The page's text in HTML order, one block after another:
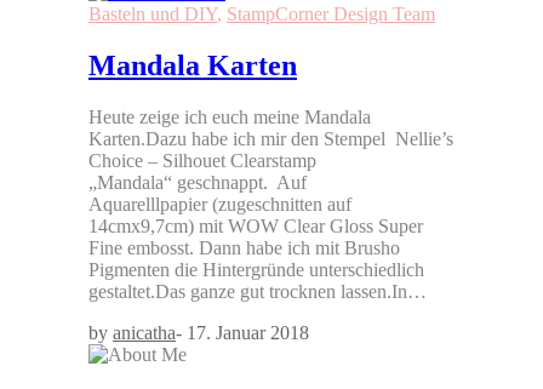
Basteln und DIY, StampCorner Design Team
Mandala Karten
Heute zeige ich euch meine Mandala
Karten.Dazu habe ich mir den Stempel Nellie’s
Choice – Silhouet Clearstamp
„Mandala“ geschnappt. Auf
Aquarelllpapier (zugeschnitten auf
14cmx9,7cm) mit WOW Clear Gloss Super
Fine embosst. Dann habe ich mit Brusho
Pigmenten die Hintergründe unterschiedlich
gestaltet.Das ganze gut trocknen lassen.In…
by anicatha- 17. Januar 2018